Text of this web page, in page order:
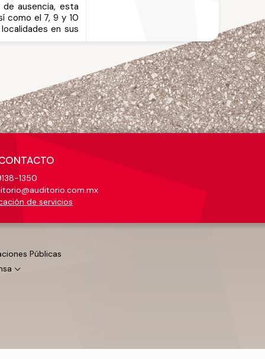
ausencia, esta
como el 7, 9 y 10
en sus
1350
de servicios
Públicas